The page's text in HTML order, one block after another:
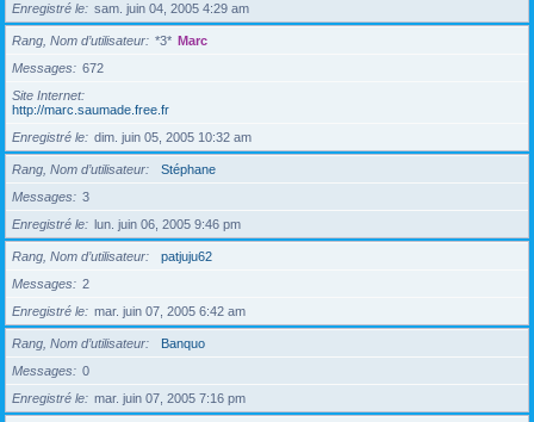
Enregistré le
sam. juin 04, 2005 4:29 am
Rang, Nom d’utilisateur *3* Marc
Messages
672
Site Internet
http://marc.saumade.free.fr
Enregistré le
dim. juin 05, 2005 10:32 am
Rang, Nom d’utilisateur
Stéphane
Messages
3
Enregistré le
lun. juin 06, 2005 9:46 pm
Rang, Nom d’utilisateur
patjuju62
Messages
2
Enregistré le
mar. juin 07, 2005 6:42 am
Rang, Nom d’utilisateur
Banquo
Messages
0
Enregistré le
mar. juin 07, 2005 7:16 pm